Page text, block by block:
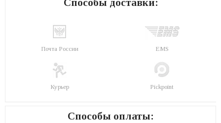
Способы доставки:
Почта России EMS
Курьер Pickpoint
Способы оплаты: